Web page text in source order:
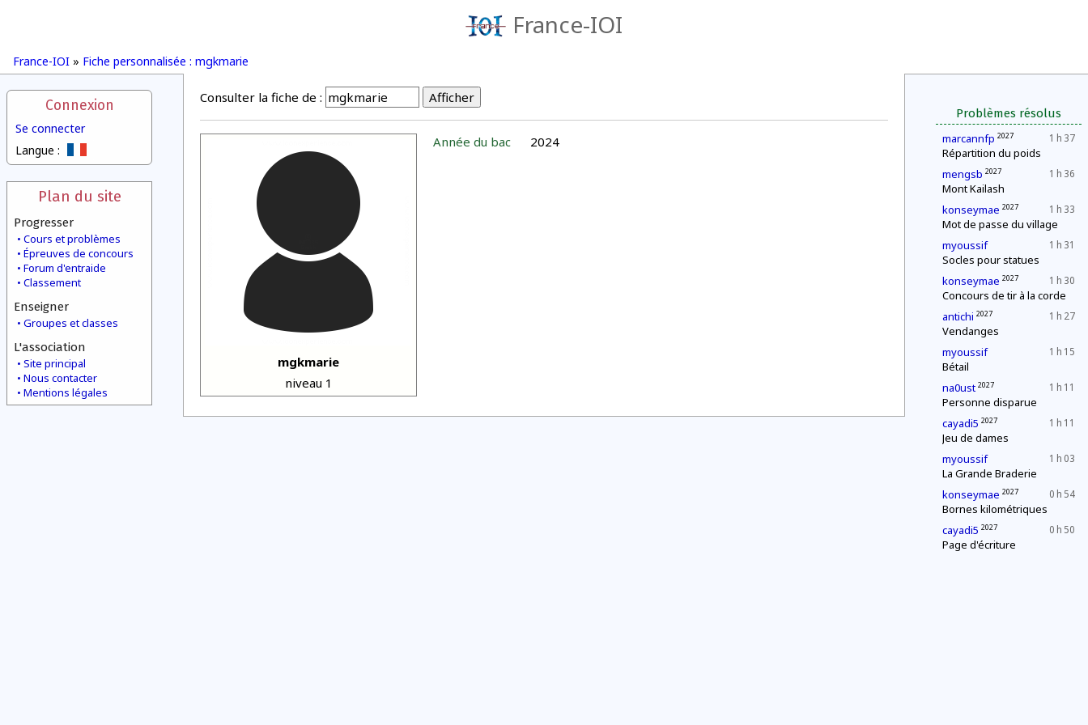
France-IOI
France-IOI » Fiche personnalisée : mgkmarie
Connexion
Se connecter
Langue :
Plan du site
Progresser
Cours et problèmes
Épreuves de concours
Forum d'entraide
Classement
Enseigner
Groupes et classes
L'association
Site principal
Nous contacter
Mentions légales
Problèmes résolus
1 h 37
marcannfp 2027
Répartition du poids
1 h 36
mengsb 2027
Mont Kailash
1 h 33
konseymae 2027
Mot de passe du village
1 h 31
myoussif
Socles pour statues
1 h 30
konseymae 2027
Concours de tir à la corde
1 h 27
antichi 2027
Vendanges
1 h 15
myoussif
Bétail
1 h 11
na0ust 2027
Personne disparue
1 h 11
cayadi5 2027
Jeu de dames
1 h 03
myoussif
La Grande Braderie
0 h 54
konseymae 2027
Bornes kilométriques
0 h 50
cayadi5 2027
Page d'écriture
Consulter la fiche de :
mgkmarie
niveau 1
Année du bac 2024